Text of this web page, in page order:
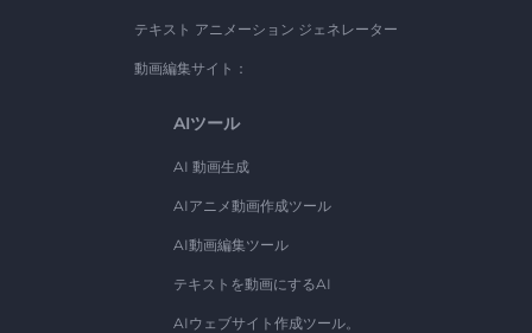
テキスト アニメーション ジェネレーター
動画編集サイト：
AIツール
AI 動画生成
AIアニメ動画作成ツール
AI動画編集ツール
テキストを動画にするAI
AIウェブサイト作成ツール。